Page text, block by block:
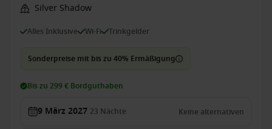
Silver Shadow
Alles Inklusive Wi-Fi Trinkgelder
Sonderpreise mit bis zu 40% Ermäßigung
Bis zu 299 € Bordguthaben
9 März 2027 23 Nächte Keine alternativen